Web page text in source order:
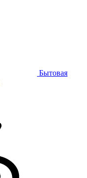
Бытовая